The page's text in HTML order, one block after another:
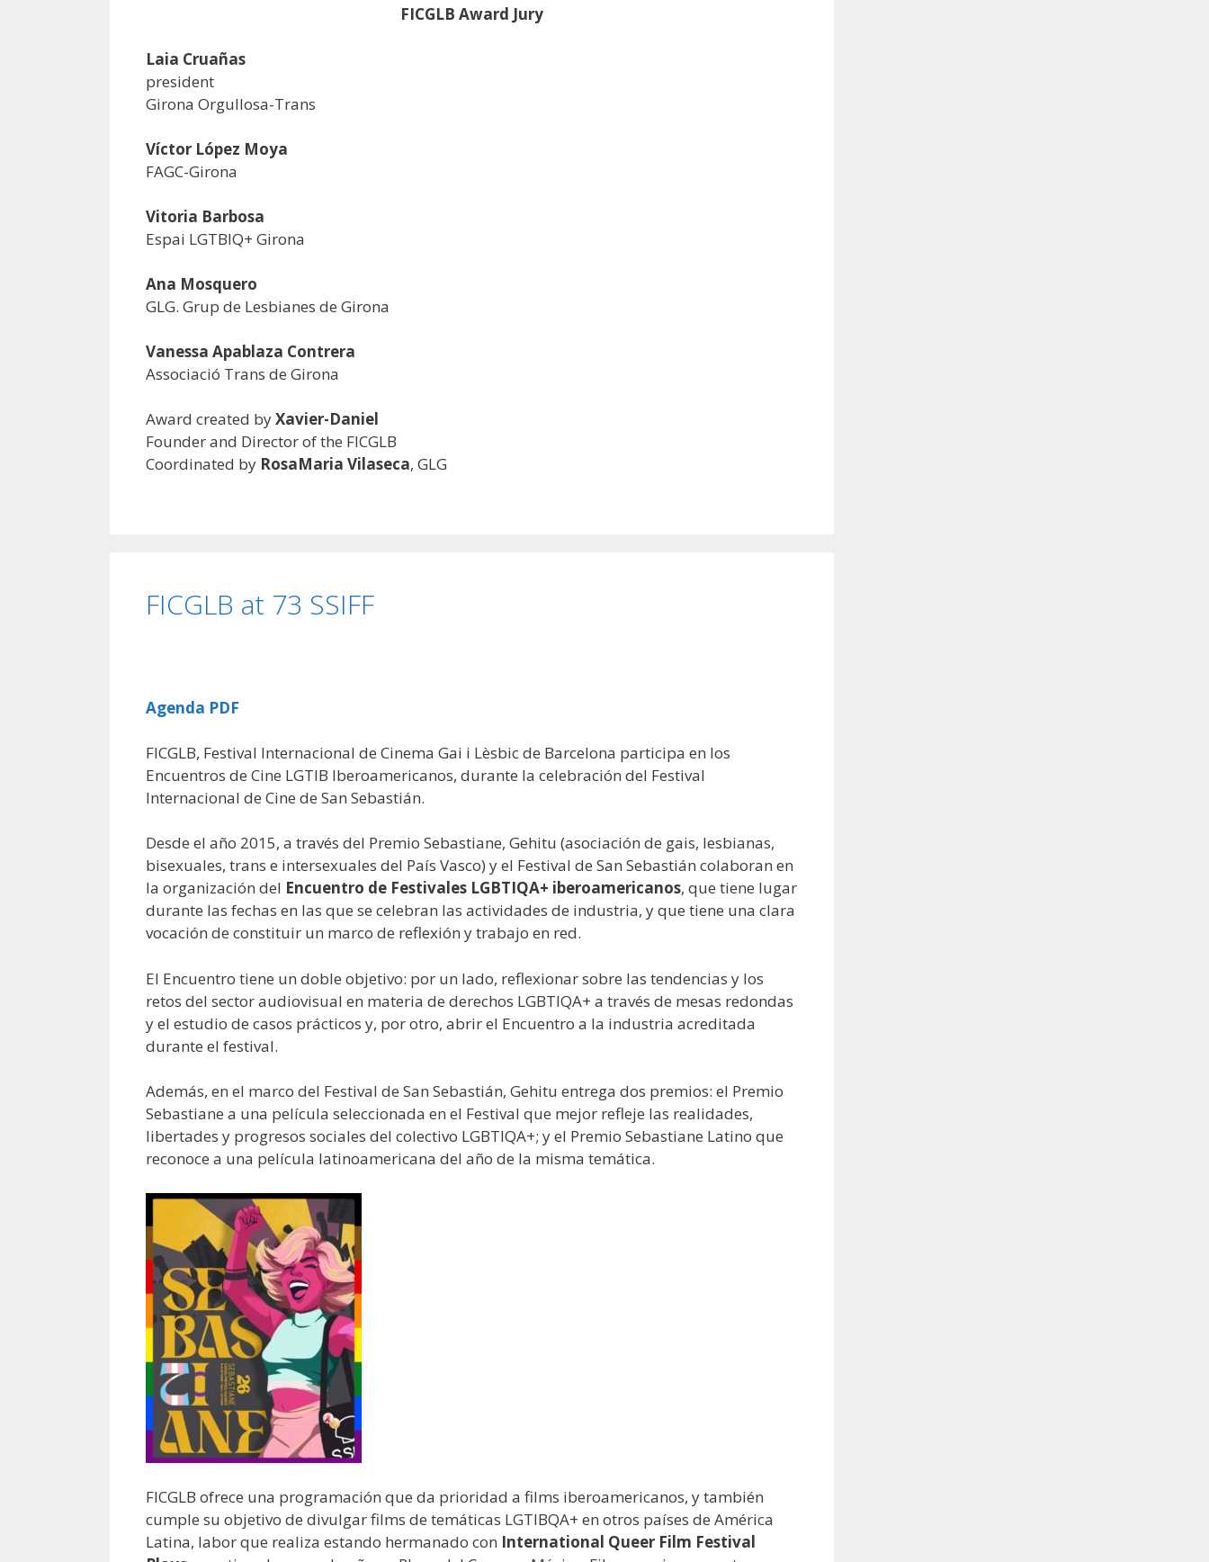
FICGLB Award Jury
Laia Cruañas
president
Girona Orgullosa-Trans
Víctor López Moya
FAGC-Girona
Vitoria Barbosa
Espai LGTBIQ+ Girona
Ana Mosquero
GLG. Grup de Lesbianes de Girona
Vanessa Apablaza Contrera
Associació Trans de Girona
Award created byXavier-Daniel
Founder and Director of the FICGLB
Coordinated by RosaMaria Vilaseca, GLG
FICGLB at 73 SSIFF
Agenda PDF
FICGLB, Festival Internacional de Cinema Gai i Lèsbic de Barcelona participa en los
Encuentros de Cine LGTIB Iberoamericanos, durante la celebración del Festival
Internacional de Cine de San Sebastián.
Desde el año 2015, a través del Premio Sebastiane, Gehitu (asociación de gais, lesbianas,
bisexuales, trans e intersexuales del País Vasco) y el Festival de San Sebastián colaboran en
la organización del Encuentro de Festivales LGBTIQA+ iberoamericanos, que tiene lugar
durante las fechas en las que se celebran las actividades de industria, y que tiene una clara
vocación de constituir un marco de reflexión y trabajo en red.
El Encuentro tiene un doble objetivo: por un lado, reflexionar sobre las tendencias y los
retos del sector audiovisual en materia de derechos LGBTIQA+ a través de mesas redondas
y el estudio de casos prácticos y, por otro, abrir el Encuentro a la industria acreditada
durante el festival.
Además, en el marco del Festival de San Sebastián, Gehitu entrega dos premios: el Premio
Sebastiane a una película seleccionada en el Festival que mejor refleje las realidades,
libertades y progresos sociales del colectivo LGBTIQA+; y el Premio Sebastiane Latino que
reconoce a una película latinoamericana del año de la misma temática.
FICGLB ofrece una programación que da prioridad a films iberoamericanos, y también
cumple su objetivo de divulgar films de temáticas LGTIBQA+ en otros países de América
Latina, labor que realiza estando hermanado con International Queer Film Festival